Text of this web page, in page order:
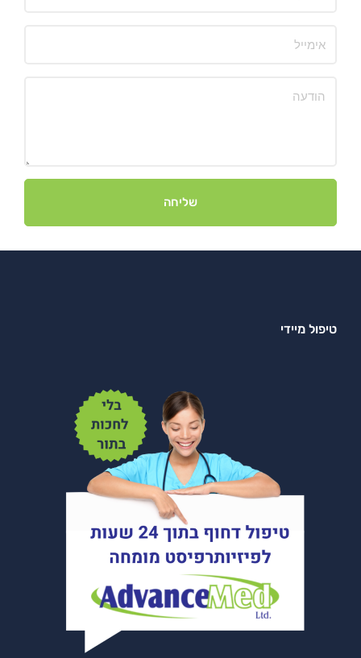
שליחה
טיפול מיידי